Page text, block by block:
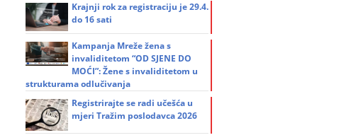
Krajnji rok za registraciju je 29.4.
do 16 sati
Kampanja Mreže žena s
invaliditetom “OD SJENE DO
MOĆI”: Žene s invaliditetom u
strukturama odlučivanja
Registrirajte se radi učešća u
mjeri Tražim poslodavca 2026